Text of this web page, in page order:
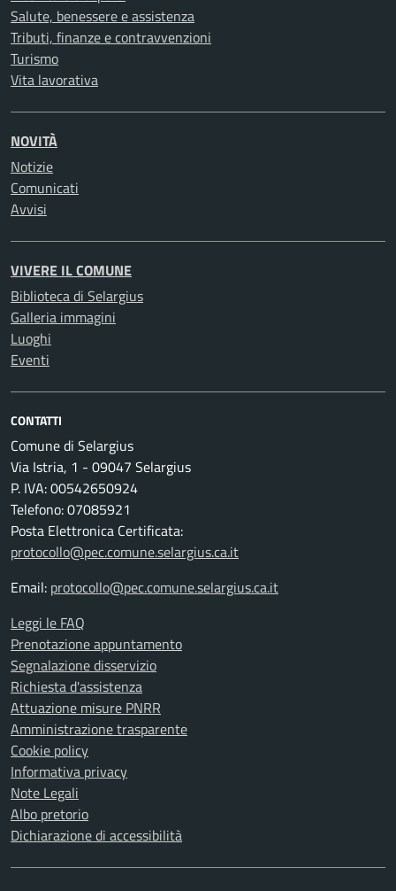
Salute, benessere e assistenza
Tributi, finanze e contravvenzioni
Turismo
Vita lavorativa
NOVITÀ
Notizie
Comunicati
Avvisi
VIVERE IL COMUNE
Biblioteca di Selargius
Galleria immagini
Luoghi
Eventi
CONTATTI
Comune di Selargius
Via Istria, 1 - 09047 Selargius
P. IVA: 00542650924
Telefono: 07085921
Posta Elettronica Certificata:
protocollo@pec.comune.selargius.ca.it
Email: protocollo@pec.comune.selargius.ca.it
Leggi le FAQ
Prenotazione appuntamento
Segnalazione disservizio
Richiesta d'assistenza
Attuazione misure PNRR
Amministrazione trasparente
Cookie policy
Informativa privacy
Note Legali
Albo pretorio
Dichiarazione di accessibilità